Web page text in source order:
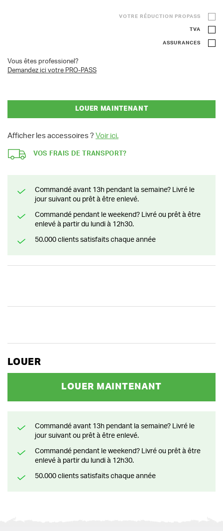
VOTRE RÉDUCTION PROPASS
TVA
ASSURANCES
Vous êtes professionel?
Demandez ici votre PRO-PASS
LOUER MAINTENANT
Afficher les accessoires ? Voir ici.
VOS FRAIS DE TRANSPORT?
Commandé avant 13h pendant la semaine? Livré le
jour suivant ou prêt à être enlevé.
Commandé pendant le weekend? Livré ou prêt à être
enlevé à partir du lundi à 12h30.
50.000 clients satisfaits chaque année
LOUER
LOUER MAINTENANT
Commandé avant 13h pendant la semaine? Livré le
jour suivant ou prêt à être enlevé.
Commandé pendant le weekend? Livré ou prêt à être
enlevé à partir du lundi à 12h30.
50.000 clients satisfaits chaque année